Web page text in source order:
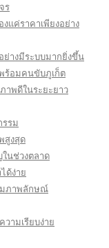
ร
แค่ราคาเพียงอย่าง
างมีระบบมากยิ่งขึ้น
ร้อมคนขับภูเก็ต
าพดีในระยะยาว
รรม
สูงสุด
ในช่วงตลาด
ด้ง่าย
มภาพลักษณ์
ามเรียบง่าย